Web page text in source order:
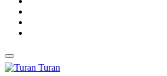
Turan